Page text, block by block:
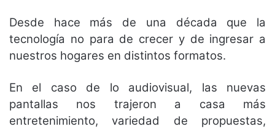
Desde hace más de una década que la
tecnología no para de crecer y de ingresar a
nuestros hogares en distintos formatos.
En el caso de lo audiovisual, las nuevas
pantallas nos trajeron a casa más
entretenimiento, variedad de propuestas,